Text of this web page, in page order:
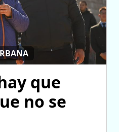
que
no se